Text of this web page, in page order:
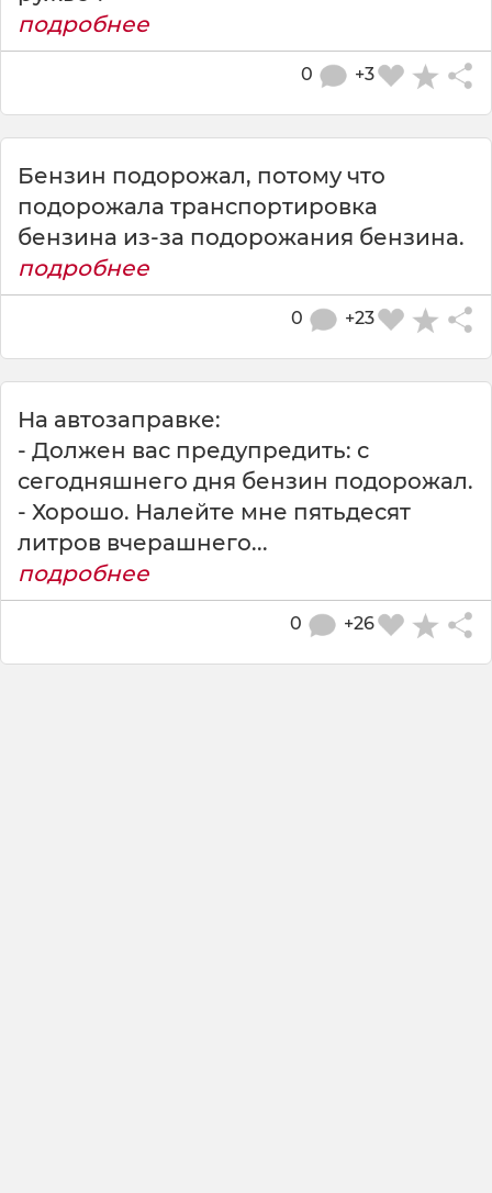
подробнее
+3
0
Бензин подорожал, потому что
подорожала транспортировка
бензина из-за подорожания бензина.
подробнее
+23
0
На автозаправке:
- Должен вас предупредить: с
сегодняшнего дня бензин подорожал.
- Хорошо. Налейте мне пятьдесят
литров вчерашнего...
подробнее
+26
0